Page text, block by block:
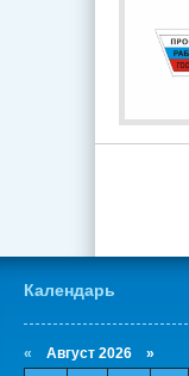
Календарь
« Август 2026 »